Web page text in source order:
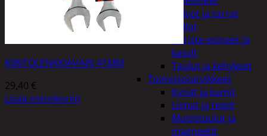
Kalvot ja tarrat
Kellot
Koriste-esineet ja
kasvit
Taulut ja kehykset
Toimistotarvikkeet
Kynät ja kumit
Liimat ja teipit
Muistitaulut ja
magneetit
KIINTOLENKKIAVAIN 41MM
29,40 €
Lisää ostoskoriin